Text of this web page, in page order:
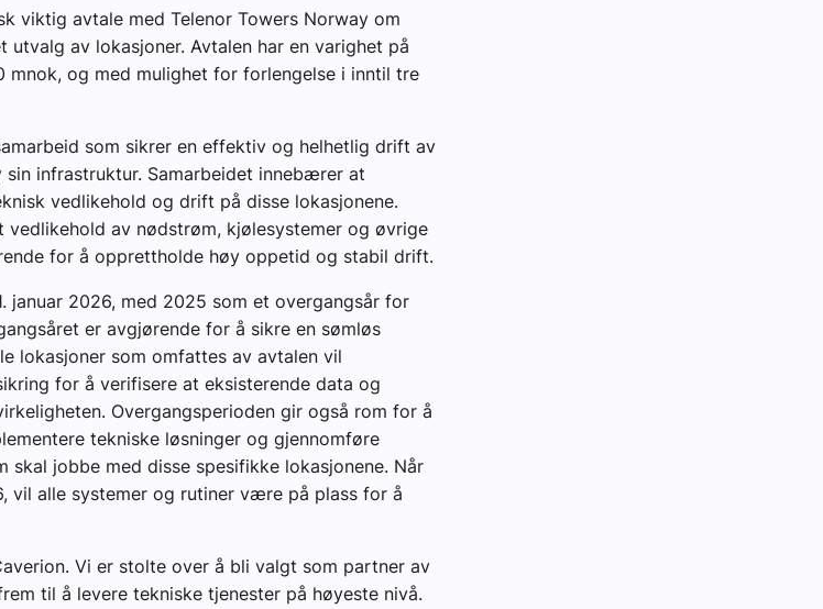
viktig avtale med Telenor Towers Norway om
av lokasjoner. Avtalen har en varighet på
og med mulighet for forlengelse i inntil tre
som sikrer en effektiv og helhetlig drift av
sin infrastruktur. Samarbeidet innebærer at
vedlikehold og drift på disse lokasjonene.
vedlikehold av nødstrøm, kjølesystemer og øvrige
for å opprettholde høy oppetid og stabil drift.
januar 2026, med 2025 som et overgangsår for
er avgjørende for å sikre en sømløs
lokasjoner som omfattes av avtalen vil
for å verifisere at eksisterende data og
Overgangsperioden gir også rom for å
tekniske løsninger og gjennomføre
jobbe med disse spesifikke lokasjonene. Når
vil alle systemer og rutiner være på plass for å
Vi er stolte over å bli valgt som partner av
til å levere tekniske tjenester på høyeste nivå.